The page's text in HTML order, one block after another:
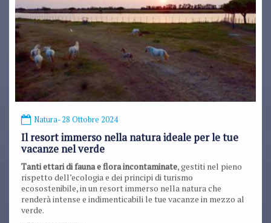
Natura- 28 Ottobre 2024
Il resort immerso nella natura ideale per le tue
vacanze nel verde
Tanti ettari di fauna e flora incontaminate , gestiti nel pieno
rispetto dell’ecologia e dei principi di turismo
ecosostenibile, in un resort immerso nella natura che
renderà intense e indimenticabili le tue vacanze in mezzo al
verde.